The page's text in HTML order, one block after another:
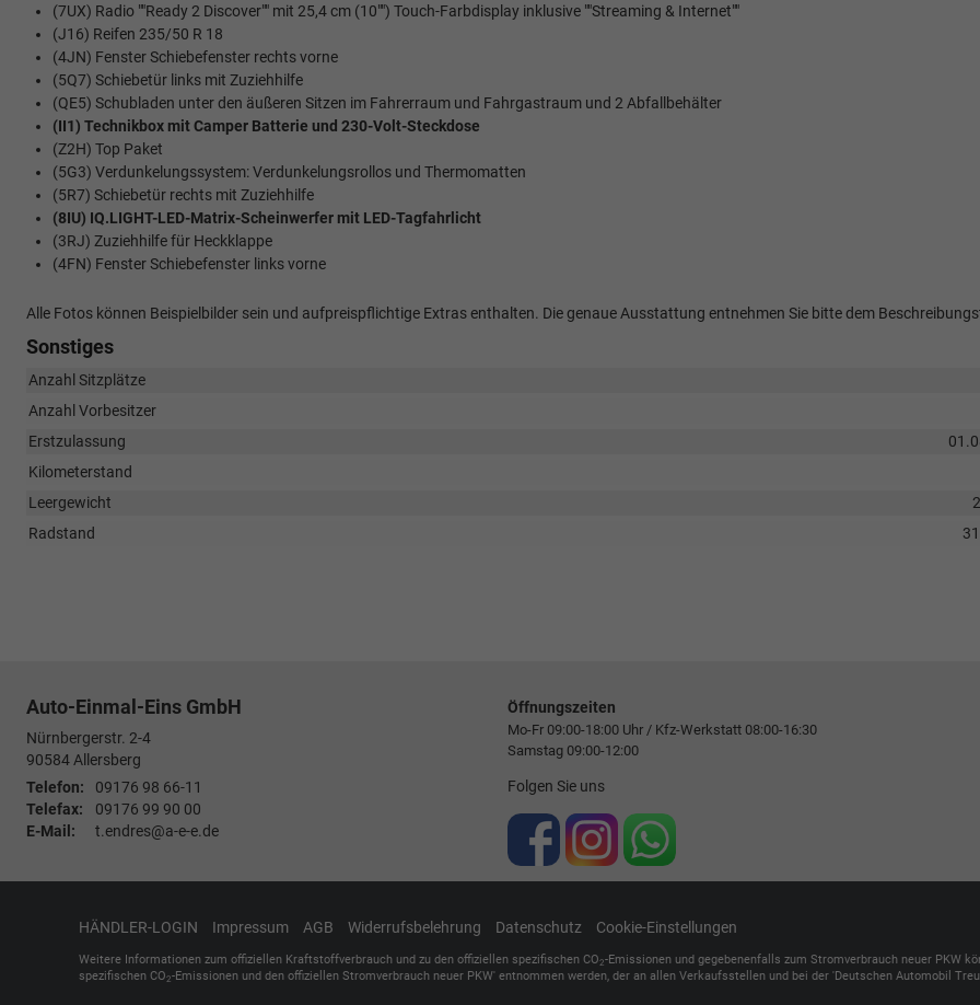
(7UX) Radio ""Ready 2 Discover"" mit 25,4 cm (10"") Touch-Farbdisplay inklusive ""Streaming & Internet""
(J16) Reifen 235/50 R 18
(4JN) Fenster Schiebefenster rechts vorne
(5Q7) Schiebetür links mit Zuziehhilfe
(QE5) Schubladen unter den äußeren Sitzen im Fahrerraum und Fahrgastraum und 2 Abfallbehälter
(II1) Technikbox mit Camper Batterie und 230-Volt-Steckdose
(Z2H) Top Paket
(5G3) Verdunkelungssystem: Verdunkelungsrollos und Thermomatten
(5R7) Schiebetür rechts mit Zuziehhilfe
(8IU) IQ.LIGHT-LED-Matrix-Scheinwerfer mit LED-Tagfahrlicht
(3RJ) Zuziehhilfe für Heckklappe
(4FN) Fenster Schiebefenster links vorne
Alle Fotos können Beispielbilder sein und aufpreispflichtige Extras enthalten. Die genaue Ausstattung entnehmen Sie bitte dem
Sonstiges
Anzahl Sitzplätze
Anzahl Vorbesitzer
Erstzulassung
Kilometerstand
Leergewicht
Radstand
Auto-Einmal-Eins GmbH
Nürnbergerstr. 2-4
90584Allersberg
Telefon:
09176 98 66-11
Telefax:
09176 99 90 00
E-Mail:
t.endres@a-e-e.de
Öffnungszeiten
Mo-Fr 09:00-18:00 Uhr / Kfz-Werkstatt 08:00-16:30
Samstag 09:00-12:00
Folgen Sie uns
HÄNDLER-LOGIN Impressum AGB Widerrufsbelehrung Datenschutz Cookie-Einstellungen
Weitere Informationen zum offiziellen Kraftstoffverbrauch und zu den offiziellen spezifischen CO2-Emissionen und gegebenenfalls zum Stromverbrauch neuer PKW
spezifischen CO2-Emissionen und den offiziellen Stromverbrauch neuer PKW' entnommen werden, der an allen Verkaufsstellen und bei der 'Deutschen Automobil